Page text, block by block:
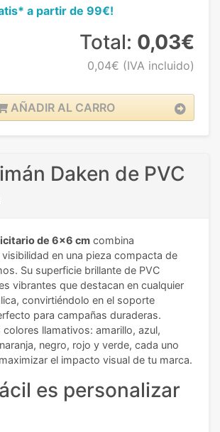
a partir de 99€!
Total: 0,03€
0,04€ (IVA incluido)
AÑADIR AL CARRO
Daken de PVC
de 6x6 cm combina
en una pieza compacta de
Su superficie brillante de PVC
vibrantes que destacan en cualquier
convirtiéndolo en el soporte
para campañas duraderas.
colores llamativos: amarillo, azul,
negro, rojo y verde, cada uno
el impacto visual de tu marca.
es personalizar